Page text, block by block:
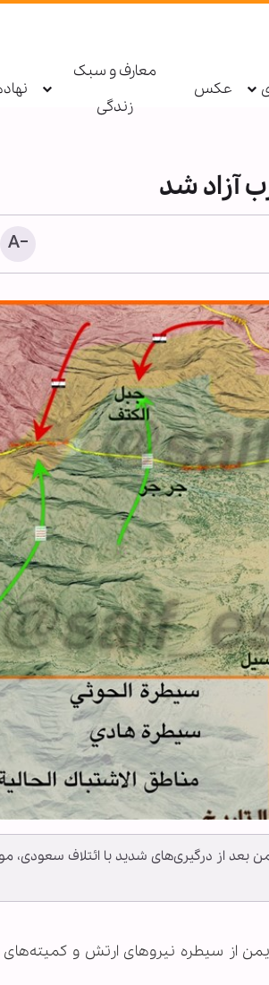
عکس
معارف و سبک
زندگی
آزاد شد
بعد از درگیری‌های شدید با ائتلاف سعودی،
یمن از سیطره نیروهای ارتش و
شیخ علی الخطیب:
از ناکامی
مقاومت را آغاز کند